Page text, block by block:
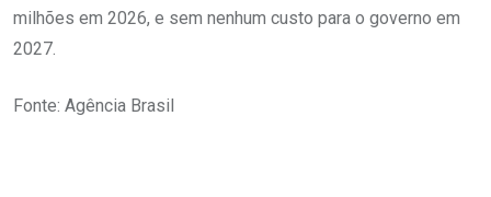
milhões em 2026, e sem nenhum custo para o governo em
2027.
Fonte: Agência Brasil